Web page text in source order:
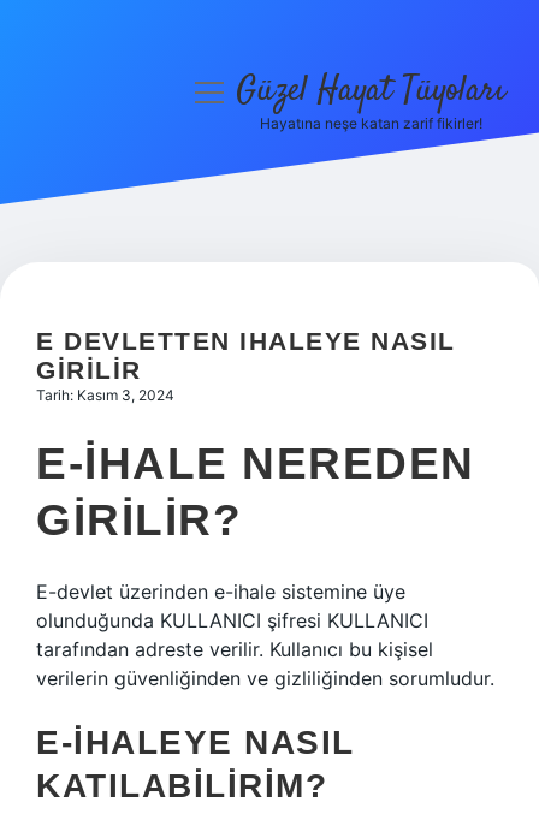
Hakkımızda
menüyüGüzel Hayat Tüyoları
Hayatına neşe katan zarif fikirler!
E DEVLETTEN IHALEYE NASIL
GIRILIR
Tarih: Kasım 3, 2024
E-IHALE NEREDEN
GIRILIR?
E-devlet üzerinden e-ihale sistemine üye
olunduğunda KULLANICI şifresi KULLANICI
tarafından adreste verilir. Kullanıcı bu kişisel
verilerin güvenliğinden ve gizliliğinden sorumludur.
E-IHALEYE NASIL
KATILABILIRIM?